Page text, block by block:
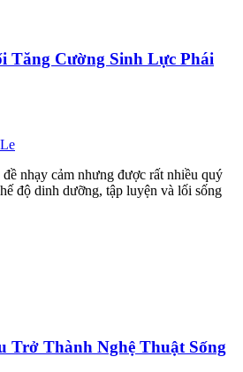
Tăng Cường Sinh Lực Phái
nhạy cảm nhưng được rất nhiều quý
độ dinh dưỡng, tập luyện và lối sống
Trở Thành Nghệ Thuật Sống